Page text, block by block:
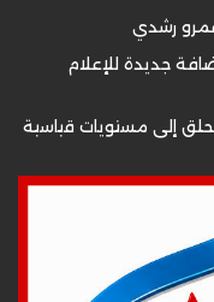
رشدي
جديدة للإعلام
تحلق إلى مستويات قياسية